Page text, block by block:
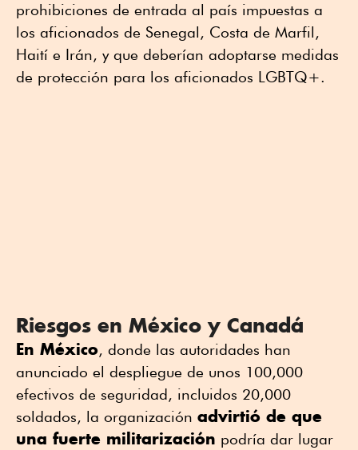
prohibiciones de entrada al país impuestas a
los aficionados de Senegal, Costa de Marfil,
Haití e Irán, y que deberían adoptarse medidas
de protección para los aficionados LGBTQ+.
Riesgos en México y Canadá
En México, donde las autoridades han
anunciado el despliegue de unos 100,000
efectivos de seguridad, incluidos 20,000
soldados, la organización advirtió de que
una fuerte militarización podría dar lugar